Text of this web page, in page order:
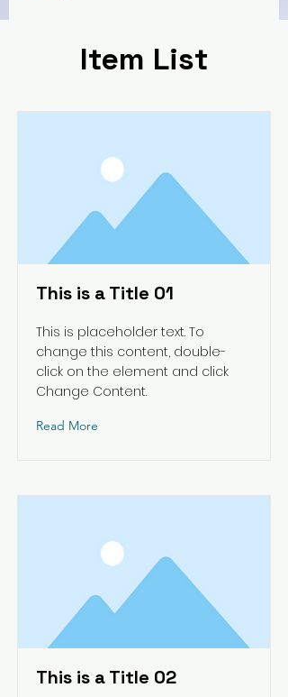
Item List
This is a Title 01
This is placeholder text. To
change this content, double-
click on the element and click
Change Content.
Read More
This is a Title 02